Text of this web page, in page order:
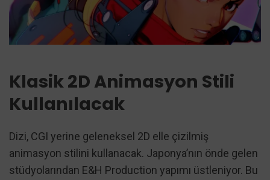
Klasik 2D Animasyon Stili
Kullanılacak
Dizi, CGI yerine geleneksel 2D elle çizilmiş
animasyon stilini kullanacak. Japonya’nın önde gelen
stüdyolarından E&H Production yapımı üstleniyor. Bu